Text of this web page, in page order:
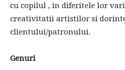
cu copilul , in diferitele lor
creativitatii artistilor si
clientului/patronului.
Genuri